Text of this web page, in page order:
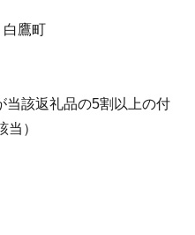
白鷹町
当該返礼品の5割以上の付
）